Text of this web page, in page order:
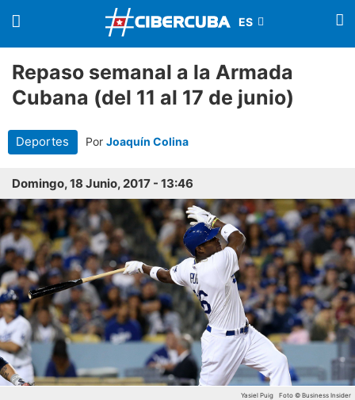
Repaso semanal a la Armada
Cubana (del 11 al 17 de junio)
Deportes Por Joaquín Colina
Domingo, 18 Junio, 2017 - 13:46
Yasiel Puig Foto © Business Insider